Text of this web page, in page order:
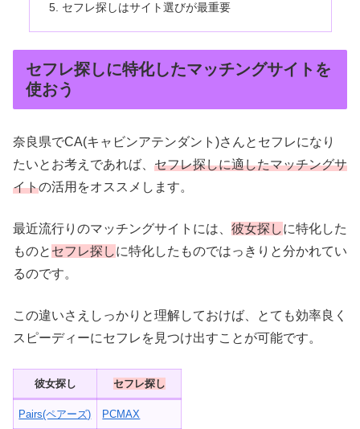
セフレ探しはサイト選びが最重要
セフレ探しに特化したマッチングサイトを
使おう
奈良県でCA(キャビンアテンダント)さんとセフレになり
たいとお考えであれば、 セフレ探しに適したマッチングサ
イトの活用をオススメします。
最近流行りのマッチングサイトには、 彼女探しに特化した
ものと セフレ探しに特化したものではっきりと分かれてい
るのです。
この違いさえしっかりと理解しておけば、とても効率良く
スピーディーにセフレを見つけ出すことが可能です。
彼女探し セフレ探し
Pairs(ペアーズ) PCMAX